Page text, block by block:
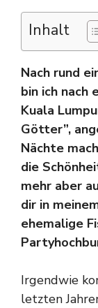
Inhalt
Nach rund
bin ich nach
Kuala
Götter”,
Nächte
die
mehr aber
dir in
ehemalige
Irgendwie
letzten